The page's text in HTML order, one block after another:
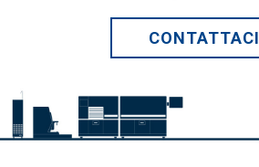
CONTATTACI